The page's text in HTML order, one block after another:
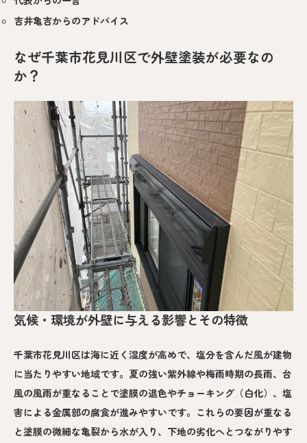
吉井亀吉からのアドバイス
なぜ千葉市花見川区で外壁塗装が必要なの
か？
気候・環境が外壁に与える影響とその特徴
千葉市花見川区は海に近く湿度が高めで、塩分を含んだ風が建物
に当たりやすい地域です。夏の強い紫外線や梅雨時期の長雨、台
風の風雨が重なることで塗膜の退色やチョーキング（白化）、塩
害による金属部の腐食が進みやすいです。これらの要因が重なる
と塗膜の微細な亀裂から水が入り、下地の劣化へとつながりやす